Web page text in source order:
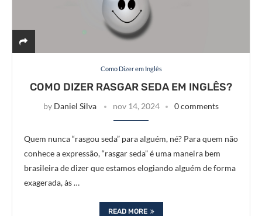
Como Dizer em Inglês
COMO DIZER RASGAR SEDA EM INGLÊS?
by Daniel Silva nov 14, 2024 0 comments
Quem nunca “rasgou seda” para alguém, né? Para quem não
conhece a expressão, “rasgar seda” é uma maneira bem
brasileira de dizer que estamos elogiando alguém de forma
exagerada, às …
READ MORE